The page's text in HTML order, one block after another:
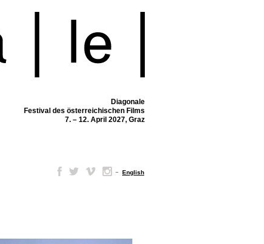
Diagonale
Festival des österreichischen Films
7. – 12. April 2027, Graz
– English